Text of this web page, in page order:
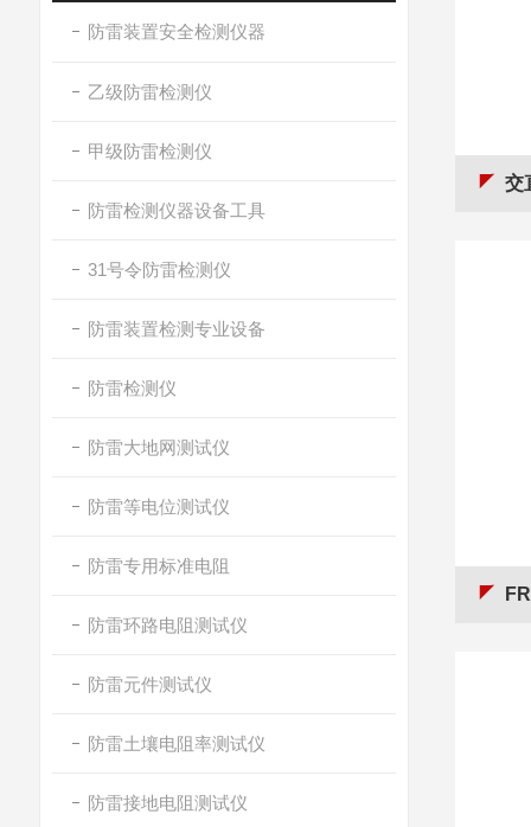
防雷装置安全检测仪器
乙级防雷检测仪
甲级防雷检测仪
防雷检测仪器设备工具
31号令防雷检测仪
防雷装置检测专业设备
防雷检测仪
防雷大地网测试仪
防雷等电位测试仪
防雷专用标准电阻
防雷环路电阻测试仪
防雷元件测试仪
防雷土壤电阻率测试仪
防雷接地电阻测试仪
交